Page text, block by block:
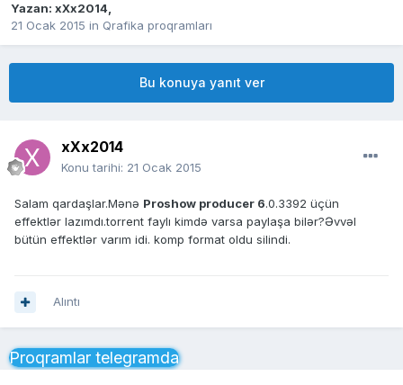
Yazan: xXx2014,
21 Ocak 2015 in Qrafika proqramları
Bu konuya yanıt ver
xXx2014
Konu tarihi: 21 Ocak 2015
Salam qardaşlar.Mənə Proshow producer 6.0.3392 üçün
effektlər lazımdı.torrent faylı kimdə varsa paylaşa bilər?Əvvəl
bütün effektlər varım idi. komp format oldu silindi.
Alıntı
Proqramlar telegramda